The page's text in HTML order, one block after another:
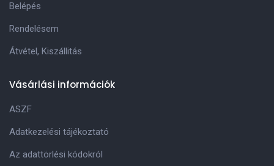
Belépés
Rendelésem
Átvétel, Kiszállitás
Vásárlási információk
ASZF
Adatkezelési tájékoztató
Az adattörlési kódokról